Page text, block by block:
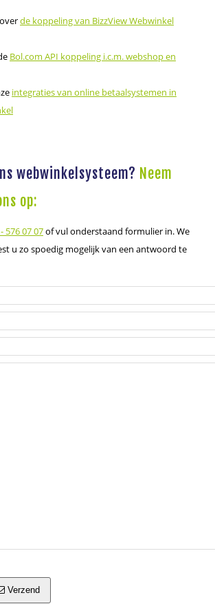
de koppeling van BizzView Webwinkel
Bol.com API koppeling i.c.m. webshop en
integraties van online betaalsystemen in
webwinkelsysteem? Neem
op:
576 07 07of vul onderstaand formulier in. We
u zo spoedig mogelijk van een antwoord te
Verzend